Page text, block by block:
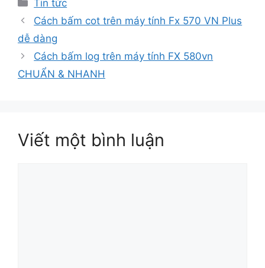
mục
Tin tức
Cách bấm cot trên máy tính Fx 570 VN Plus
dễ dàng
Cách bấm log trên máy tính FX 580vn
CHUẨN & NHANH
Viết một bình luận